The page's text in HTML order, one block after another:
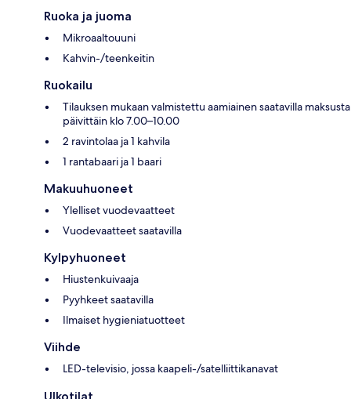
Ruoka ja juoma
Mikroaaltouuni
Kahvin-/teenkeitin
Ruokailu
Tilauksen mukaan valmistettu aamiainen saatavilla maksusta
päivittäin klo 7.00–10.00
2 ravintolaa ja 1 kahvila
1 rantabaari ja 1 baari
Makuuhuoneet
Ylelliset vuodevaatteet
Vuodevaatteet saatavilla
Kylpyhuoneet
Hiustenkuivaaja
Pyyhkeet saatavilla
Ilmaiset hygieniatuotteet
Viihde
LED-televisio, jossa kaapeli-/satelliittikanavat